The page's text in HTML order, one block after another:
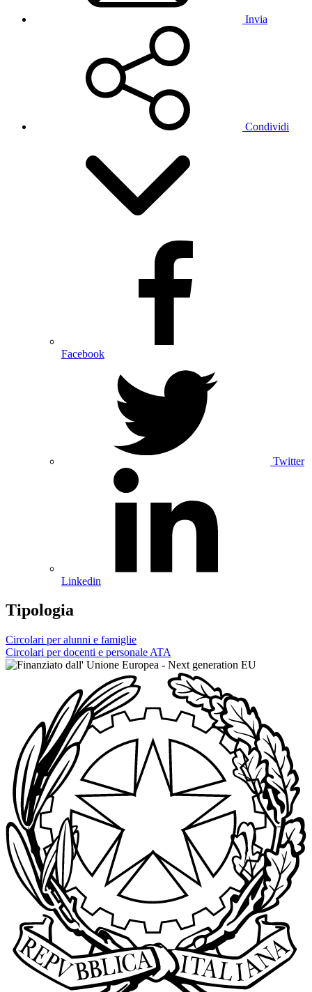
Invia
Condividi
Facebook
Twitter
Linkedin
Tipologia
Circolari per alunni e famiglie
Circolari per docenti e personale ATA